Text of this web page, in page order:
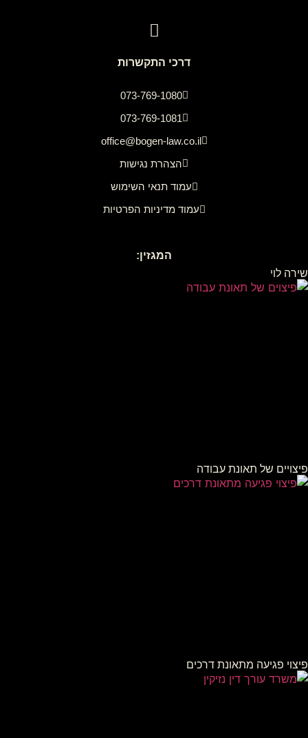
דרכי התקשרות
073-769-1080
073-769-1081
office@bogen-law.co.il
הצהרת נגישות
עמוד תנאי השימוש
עמוד מדיניות הפרטיות
המגזין:
שירה לוי
פיצויים של תאונת עבודה
פיצוי פגיעה מתאונת דרכים